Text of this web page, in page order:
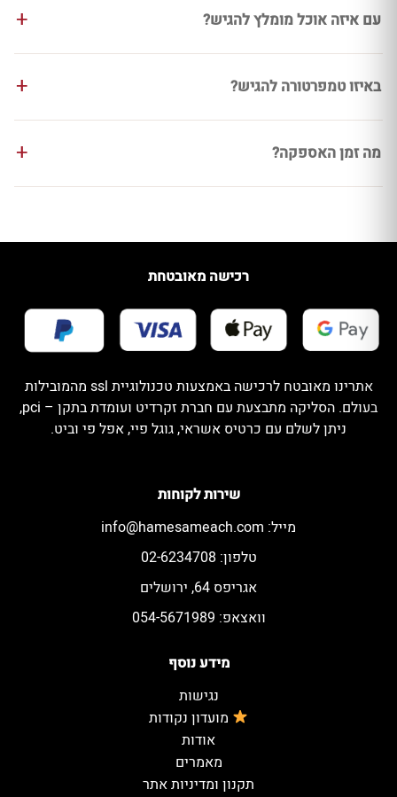
עם איזה אוכל מומלץ להגיש?
באיזו טמפרטורה להגיש?
מה זמן האספקה?
מידע נוסף
נגישות
מועדון נקודות
אודות
מאמרים
תקנון ומדיניות אתר
שירות לקוחות
מייל: info@hamesameach.com
טלפון: 02-6234708
אגריפס 64, ירושלים
וואצאפ: 054-5671989
רכישה מאובטחת
אתרינו מאובטח לרכישה באמצעות טכנולוגיית ssl מהמובילות
בעולם. הסליקה מתבצעת עם חברת זקרדיט ועומדת בתקן – pci,
ניתן לשלם עם כרטיס אשראי, גוגל פיי, אפל פי וביט.